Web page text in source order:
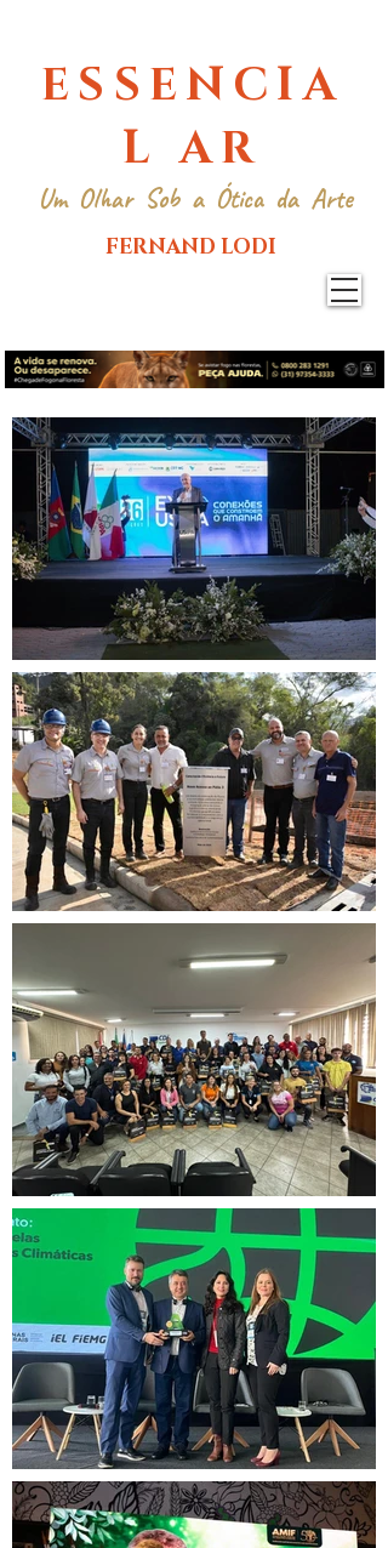
ESSENCIA
L AR
Um Olhar Sob a Ótica da Arte
FERNAND LODI